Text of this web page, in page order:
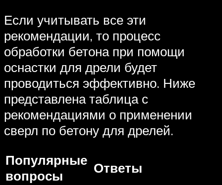
Если учитывать все эти
рекомендации, то процесс
обработки бетона при помощи
оснастки для дрели будет
проводиться эффективно. Ниже
представлена таблица с
рекомендациями о применении
сверл по бетону для дрелей.
Популярные
вопросы
Ответы